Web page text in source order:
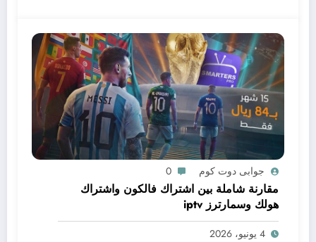
جوابى دوت كوم 0
مقارنة شاملة بين اشتراك فالكون واشتراك
هولك وسمارترز iptv
4 يونيو، 2026